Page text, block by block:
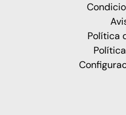
Política